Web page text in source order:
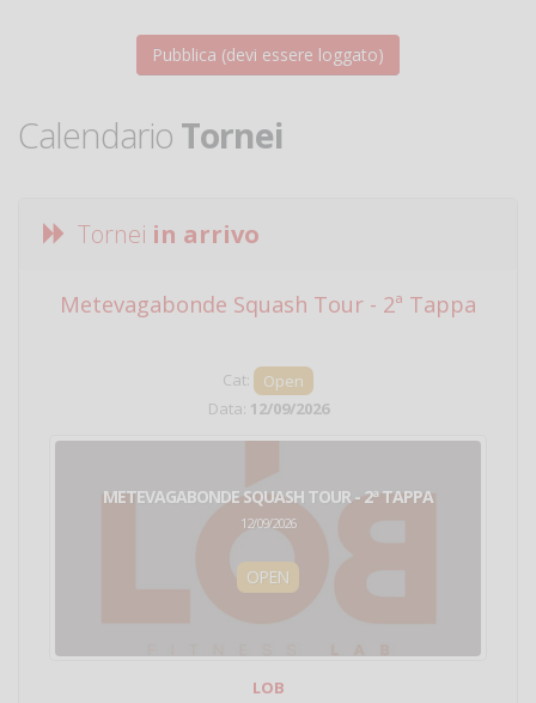
Calendario Tornei
Tornei in arrivo
Metevagabonde Squash Tour - 2ª Tappa
Cat:
Open
Data: 12/09/2026
METEVAGABONDE SQUASH TOUR - 2ª TAPPA
12/09/2026
OPEN
LOB